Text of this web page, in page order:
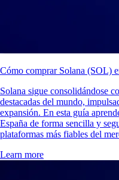
Cómo comprar Solana (SOL)
Solana sigue consolidándose
destacadas del mundo,
expansión. En esta guía
España de forma sencilla y
plataformas más fiables del
Learn more